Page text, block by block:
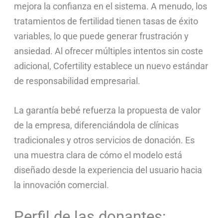
mejora la confianza en el sistema. A menudo, los
tratamientos de fertilidad tienen tasas de éxito
variables, lo que puede generar frustración y
ansiedad. Al ofrecer múltiples intentos sin coste
adicional, Cofertility establece un nuevo estándar
de responsabilidad empresarial.
La garantía bebé refuerza la propuesta de valor
de la empresa, diferenciándola de clínicas
tradicionales y otros servicios de donación. Es
una muestra clara de cómo el modelo está
diseñado desde la experiencia del usuario hacia
la innovación comercial.